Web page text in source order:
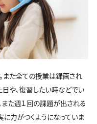
また全ての授業は録画され
や、復習したい時などでい
また週１回の課題が出される
に力がつくようになっていま